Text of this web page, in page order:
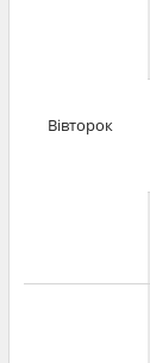
Вівторок